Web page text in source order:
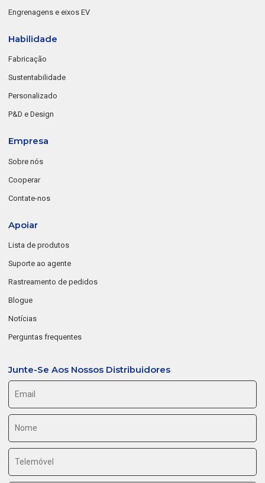
Engrenagens e eixos EV
Habilidade
Fabricação
Sustentabilidade
Personalizado
P&D e Design
Empresa
Sobre nós
Cooperar
Contate-nos
Apoiar
Lista de produtos
Suporte ao agente
Rastreamento de pedidos
Blogue
Notícias
Perguntas frequentes
Junte-Se Aos Nossos Distribuidores